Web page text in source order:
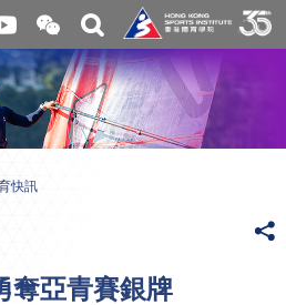
開
合
微
信
二
維
碼
關
搜
尋
快訊
奪亞青賽銀牌